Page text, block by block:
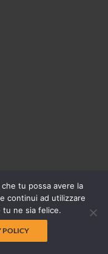
tu possa avere la
continui ad utilizzare
tu ne sia felice.
POLICY